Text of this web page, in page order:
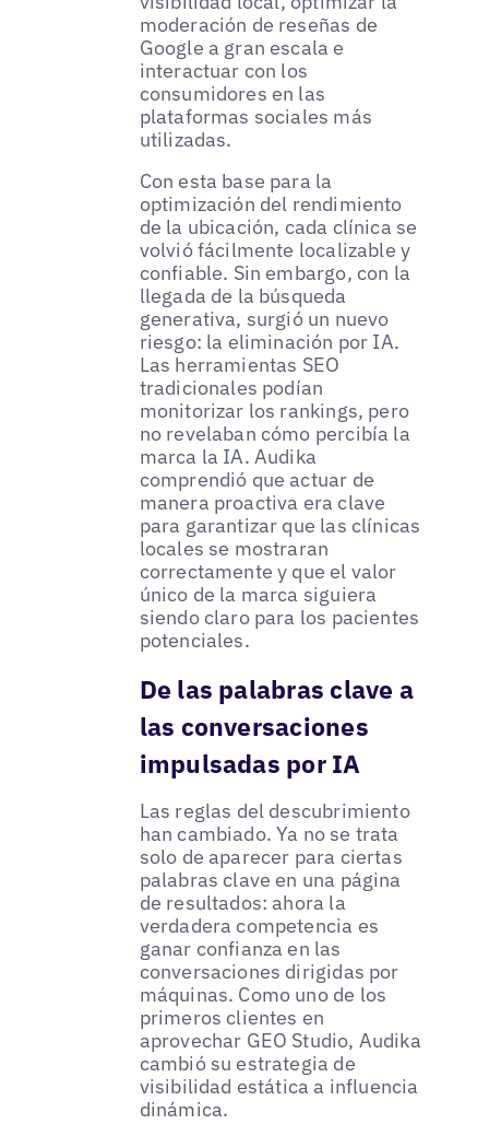
moderación de reseñas de
Google a gran escala e
interactuar con los
consumidores en las
plataformas sociales más
utilizadas.
Con esta base para la
optimización del rendimiento
de la ubicación, cada clínica se
volvió fácilmente localizable y
confiable. Sin embargo, con la
llegada de la búsqueda
generativa, surgió un nuevo
riesgo: la eliminación por IA.
Las herramientas SEO
tradicionales podían
monitorizar los rankings, pero
no revelaban cómo percibía la
marca la IA. Audika
comprendió que actuar de
manera proactiva era clave
para garantizar que las clínicas
locales se mostraran
correctamente y que el valor
único de la marca siguiera
siendo claro para los pacientes
potenciales.
De las palabras clave a
las conversaciones
impulsadas por IA
Las reglas del descubrimiento
han cambiado. Ya no se trata
solo de aparecer para ciertas
palabras clave en una página
de resultados: ahora la
verdadera competencia es
ganar confianza en las
conversaciones dirigidas por
máquinas. Como uno de los
primeros clientes en
aprovechar GEO Studio, Audika
cambió su estrategia de
visibilidad estática a influencia
dinámica.